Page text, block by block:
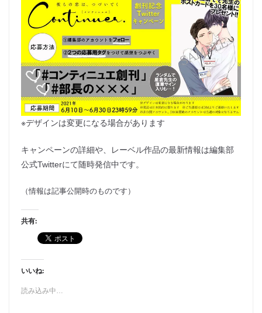
※デザインは変更になる場合があります
キャンペーンの詳細や、レーベル作品の最新情報は編集部
公式Twitterにて随時発信中です。
（情報は記事公開時のものです）
共有:
いいね:
読み込み中…